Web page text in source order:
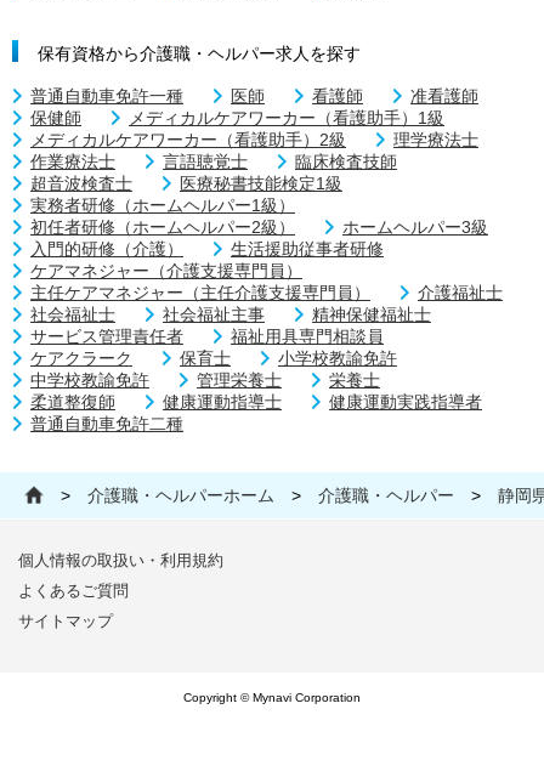
保有資格から介護職・ヘルパー求人を探す
普通自動車免許一種 医師 看護師
准看護師
保健師
メディカルケアワーカー（看護助手）1級
メディカルケアワーカー（看護助手）2級
理学療法士
作業療法士
言語聴覚士
臨床検査技師
超音波検査士
医療秘書技能検定1級
実務者研修（ホームヘルパー1級）
初任者研修（ホームヘルパー2級）
ホームヘルパー3級
入門的研修（介護）
生活援助従事者研修
ケアマネジャー（介護支援専門員）
主任ケアマネジャー（主任介護支援専門員）
介護福祉士
社会福祉士
社会福祉主事
精神保健福祉士
サービス管理責任者
福祉用具専門相談員
ケアクラーク
保育士
小学校教諭免許
中学校教諭免許
管理栄養士
栄養士
柔道整復師
健康運動指導士
健康運動実践指導者
普通自動車免許二種
> 介護職・ヘルパーホーム > 介護職・ヘルパー > 静岡
個人情報の取扱い・利用規約
よくあるご質問
サイトマップ
Copyright © Mynavi Corporation